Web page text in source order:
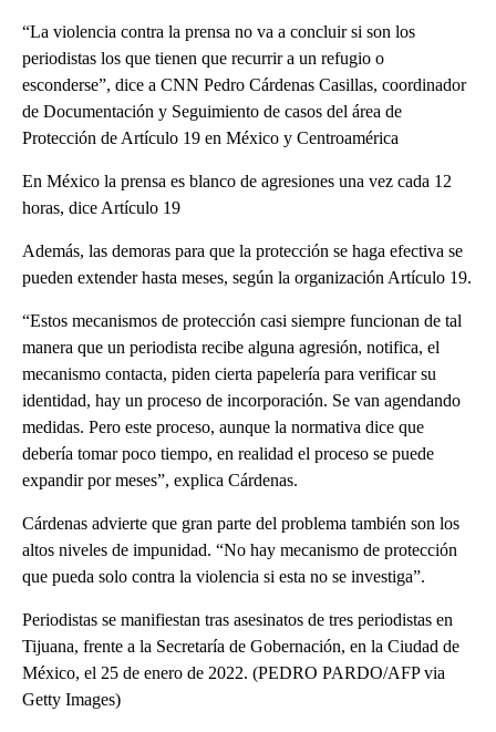
“La violencia contra la prensa no va a concluir si son los
periodistas los que tienen que recurrir a un refugio o
esconderse”, dice a CNN Pedro Cárdenas Casillas, coordinador
de Documentación y Seguimiento de casos del área de
Protección de Artículo 19 en México y Centroamérica
En México la prensa es blanco de agresiones una vez cada 12
horas, dice Artículo 19
Además, las demoras para que la protección se haga efectiva se
pueden extender hasta meses, según la organización Artículo 19.
“Estos mecanismos de protección casi siempre funcionan de tal
manera que un periodista recibe alguna agresión, notifica, el
mecanismo contacta, piden cierta papelería para verificar su
identidad, hay un proceso de incorporación. Se van agendando
medidas. Pero este proceso, aunque la normativa dice que
debería tomar poco tiempo, en realidad el proceso se puede
expandir por meses”, explica Cárdenas.
Cárdenas advierte que gran parte del problema también son los
altos niveles de impunidad. “No hay mecanismo de protección
que pueda solo contra la violencia si esta no se investiga”.
Periodistas se manifiestan tras asesinatos de tres periodistas en
Tijuana, frente a la Secretaría de Gobernación, en la Ciudad de
México, el 25 de enero de 2022. (PEDRO PARDO/AFP via
Getty Images)